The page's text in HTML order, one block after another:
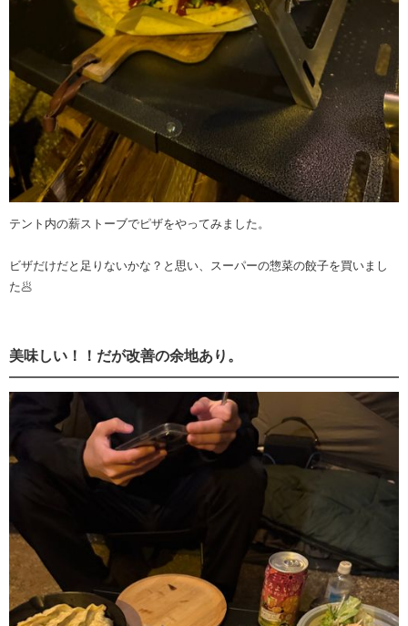
テント内の薪ストーブでピザをやってみました。
ビザだけだと足りないかな？と思い、スーパーの惣菜の餃子を買いまし
た🥟
美味しい！！だが改善の余地あり。